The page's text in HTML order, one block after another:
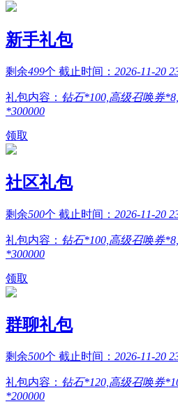
新手礼包
剩余499个 截止时间： 2026-11-20
礼包内容： 钻石*100,高级召唤券
*300000
领取
社区礼包
剩余500个 截止时间： 2026-11-20
礼包内容： 钻石*100,高级召唤券
*300000
领取
群聊礼包
剩余500个 截止时间： 2026-11-20
礼包内容： 钻石*120,高级召唤券
*200000